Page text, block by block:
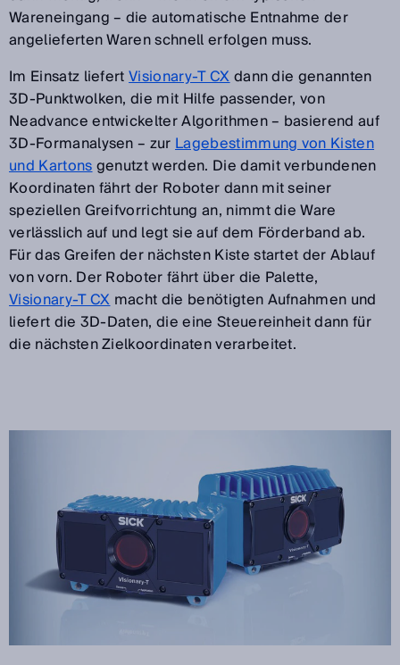
Wareneingang – die automatische Entnahme der
angelieferten Waren schnell erfolgen muss.
Im Einsatz liefertVisionary-T CXdann die genannten
3D-Punktwolken, die mit Hilfe passender, von
Neadvance entwickelter Algorithmen – basierend auf
3D-Formanalysen – zurLagebestimmung von Kisten
und Kartonsgenutzt werden. Die damit verbundenen
Koordinaten fährt der Roboter dann mit seiner
speziellen Greifvorrichtung an, nimmt die Ware
verlässlich auf und legt sie auf dem Förderband ab.
Für das Greifen der nächsten Kiste startet der Ablauf
von vorn. Der Roboter fährt über die Palette,
Visionary-T CXmacht die benötigten Aufnahmen und
liefert die 3D-Daten, die eine Steuereinheit dann für
die nächsten Zielkoordinaten verarbeitet.